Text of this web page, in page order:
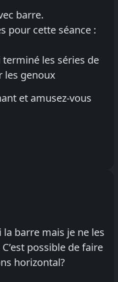
barre.
pour cette séance :
terminé les séries de
les genoux
et amusez-vous
la barre mais je ne les
possible de faire
horizontal?